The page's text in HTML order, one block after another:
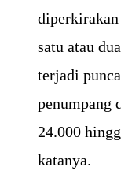
diperkirakan
satu atau
terjadi
penumpang
24.000
katanya.